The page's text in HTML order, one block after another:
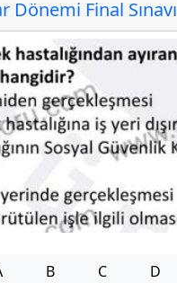
Dönemi Final Sınavı
B C D